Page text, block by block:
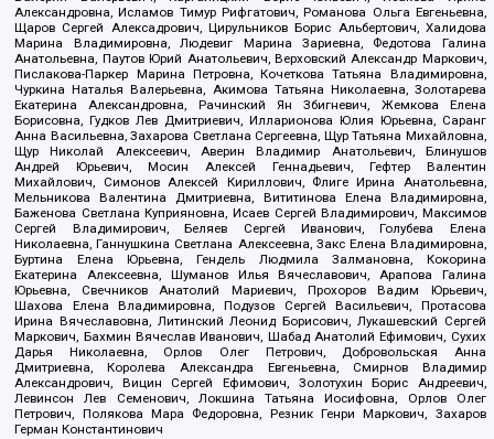
Александровна, Исламов Тимур Рифгатович, Романова Ольга Евгеньевна,
Щаров Сергей Алексадрович, Цирульников Борис Альбертович, Халидова
Марина Владимировна, Людевиг Марина Зариевна, Федотова Галина
Анатольевна, Паутов Юрий Анатольевич, Верховский Александр Маркович,
Пислакова-Паркер Марина Петровна, Кочеткова Татьяна Владимировна,
Чуркина Наталья Валерьевна, Акимова Татьяна Николаевна, Золотарева
Екатерина Александровна, Рачинский Ян Збигневич, Жемкова Елена
Борисовна, Гудков Лев Дмитриевич, Илларионова Юлия Юрьевна, Саранг
Анна Васильевна, Захарова Светлана Сергеевна, Щур Татьяна Михайловна,
Щур Николай Алексеевич, Аверин Владимир Анатольевич, Блинушов
Андрей Юрьевич, Мосин Алексей Геннадьевич, Гефтер Валентин
Михайлович, Симонов Алексей Кириллович, Флиге Ирина Анатольевна,
Мельникова Валентина Дмитриевна, Вититинова Елена Владимировна,
Баженова Светлана Куприяновна, Исаев Сергей Владимирович, Максимов
Сергей Владимирович, Беляев Сергей Иванович, Голубева Елена
Николаевна, Ганнушкина Светлана Алексеевна, Закс Елена Владимировна,
Буртина Елена Юрьевна, Гендель Людмила Залмановна, Кокорина
Екатерина Алексеевна, Шуманов Илья Вячеславович, Арапова Галина
Юрьевна, Свечников Анатолий Мариевич, Прохоров Вадим Юрьевич,
Шахова Елена Владимировна, Подузов Сергей Васильевич, Протасова
Ирина Вячеславовна, Литинский Леонид Борисович, Лукашевский Сергей
Маркович, Бахмин Вячеслав Иванович, Шабад Анатолий Ефимович, Сухих
Дарья Николаевна, Орлов Олег Петрович, Добровольская Анна
Дмитриевна, Королева Александра Евгеньевна, Смирнов Владимир
Александрович, Вицин Сергей Ефимович, Золотухин Борис Андреевич,
Левинсон Лев Семенович, Локшина Татьяна Иосифовна, Орлов Олег
Петрович, Полякова Мара Федоровна, Резник Генри Маркович, Захаров
Герман Константинович